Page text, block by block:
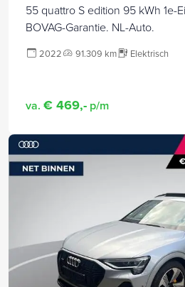
55 quattro S edition 95 kWh 1e-
BOVAG-Garantie. NL-Auto.
2022 91.309 km Elektrisch
va. € 469,- p/m